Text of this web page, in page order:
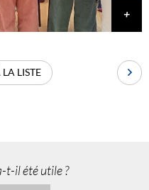
LISTE
t-il été utile ?